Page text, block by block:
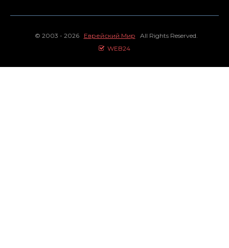
© 2003 - 2026 Еврейский Мир All Rights Reserved.
WEB24